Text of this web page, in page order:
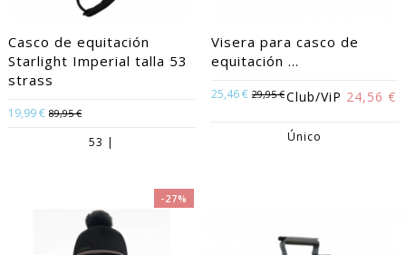
Casco de equitación
Starlight Imperial talla 53
strass
19,99 € 89,95 €
53 |
Visera para casco de
equitación ...
25,46 € 29,95 €Club/ViP 24,56 €
Único
-27%